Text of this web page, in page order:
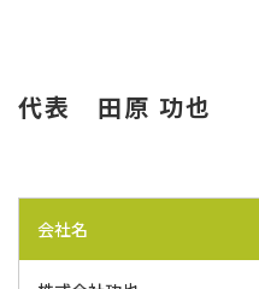
代表 田原 功也
会社名